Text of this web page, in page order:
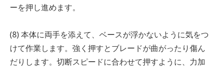
ーを押し進めます。
(8) 本体に両手を添えて、ベースが浮かないように気をつ
けて作業します。強く押すとブレードが曲がったり傷ん
だりします。切断スピードに合わせて押すように、力加